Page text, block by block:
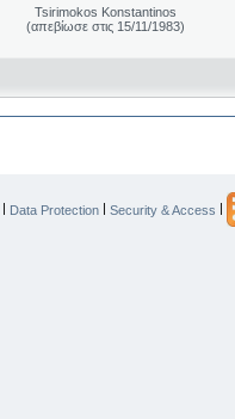
Tsirimokos Konstantinos
(απεβίωσε στις 15/11/1983)
| Data Protection | Security & Access |